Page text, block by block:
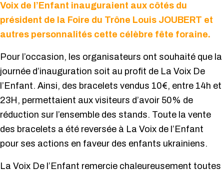
Voix de l’Enfant inauguraient aux côtés du
président de la Foire du Trône Louis JOUBERT et
autres personnalités cette célèbre fête foraine.
Pour l’occasion, les organisateurs ont souhaité que la
journée d’inauguration soit au profit de La Voix De
l’Enfant. Ainsi, des bracelets vendus 10€, entre 14h et
23H, permettaient aux visiteurs d’avoir 50% de
réduction sur l’ensemble des stands. Toute la vente
des bracelets a été reversée à La Voix de l’Enfant
pour ses actions en faveur des enfants ukrainiens.
La Voix De l’Enfant remercie chaleureusement toutes